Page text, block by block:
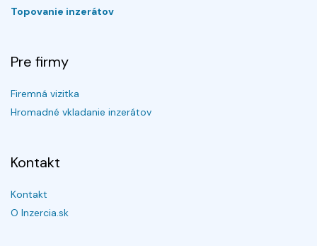
Topovanie inzerátov
Pre firmy
Firemná vizitka
Hromadné vkladanie inzerátov
Kontakt
Kontakt
O Inzercia.sk